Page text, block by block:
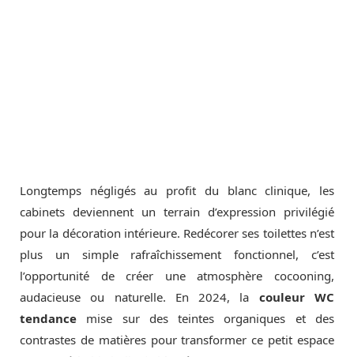
Longtemps négligés au profit du blanc clinique, les
cabinets deviennent un terrain d’expression privilégié
pour la décoration intérieure. Redécorer ses toilettes n’est
plus un simple rafraîchissement fonctionnel, c’est
l’opportunité de créer une atmosphère cocooning,
audacieuse ou naturelle. En 2024, la couleur WC
tendance mise sur des teintes organiques et des
contrastes de matières pour transformer ce petit espace